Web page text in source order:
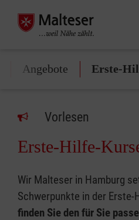
Angebote Erste-
Vorlesen
Erste-Hilfe-
Wir Malteser in Hamburg
Schwerpunkte in der Erste-
finden Sie den für Sie